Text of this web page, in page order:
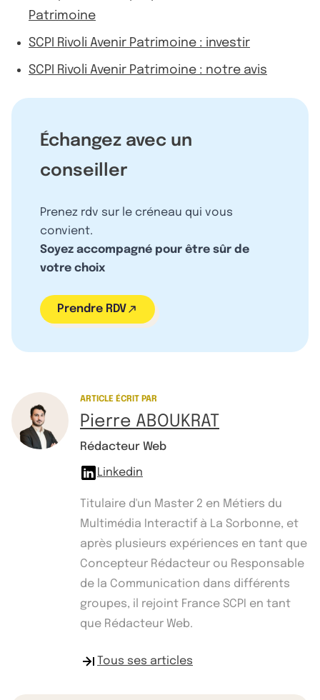
Patrimoine
SCPI Rivoli Avenir Patrimoine : investir
SCPI Rivoli Avenir Patrimoine : notre avis
Échangez avec un
conseiller
Prenez rdv sur le créneau qui vous
convient.
Soyez accompagné pour être sûr de
votre choix
Prendre RDV
ARTICLE ÉCRIT PAR
Pierre ABOUKRAT
Rédacteur Web
Linkedin
Titulaire d'un Master 2 en Métiers du
Multimédia Interactif à La Sorbonne, et
après plusieurs expériences en tant que
Concepteur Rédacteur ou Responsable
de la Communication dans différents
groupes, il rejoint France SCPI en tant
que Rédacteur Web.
Tous ses articles